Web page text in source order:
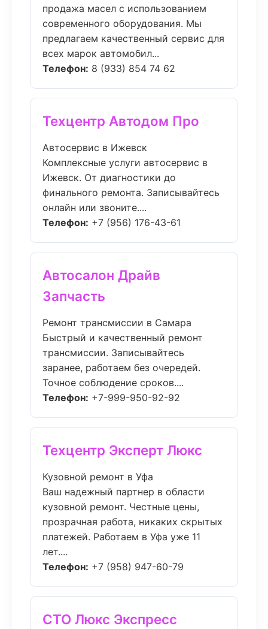
продажа масел с использованием
современного оборудования. Мы
предлагаем качественный сервис для
всех марок автомобил...
Телефон: 8 (933) 854 74 62
Техцентр Автодом Про
Автосервис в Ижевск
Комплексные услуги автосервис в
Ижевск. От диагностики до
финального ремонта. Записывайтесь
онлайн или звоните....
Телефон: +7 (956) 176-43-61
Автосалон Драйв
Запчасть
Ремонт трансмиссии в Самара
Быстрый и качественный ремонт
трансмиссии. Записывайтесь
заранее, работаем без очередей.
Точное соблюдение сроков....
Телефон: +7-999-950-92-92
Техцентр Эксперт Люкс
Кузовной ремонт в Уфа
Ваш надежный партнер в области
кузовной ремонт. Честные цены,
прозрачная работа, никаких скрытых
платежей. Работаем в Уфа уже 11
лет....
Телефон: +7 (958) 947-60-79
СТО Люкс Экспресс